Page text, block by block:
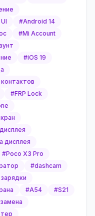
#Android 14
#Mi Account
#iOS 19
#FRP Lock
дисплея
#Poco X3 Pro
#dashcam
#A54 #S21
замена